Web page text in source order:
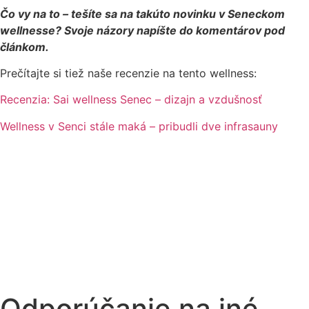
Čo vy na to – tešíte sa na takúto novinku v Seneckom
wellnesse? Svoje názory napíšte do komentárov pod
článkom.
Prečítajte si tiež naše recenzie na tento wellness:
Recenzia: Sai wellness Senec – dizajn a vzdušnosť
Wellness v Senci stále maká – pribudli dve infrasauny